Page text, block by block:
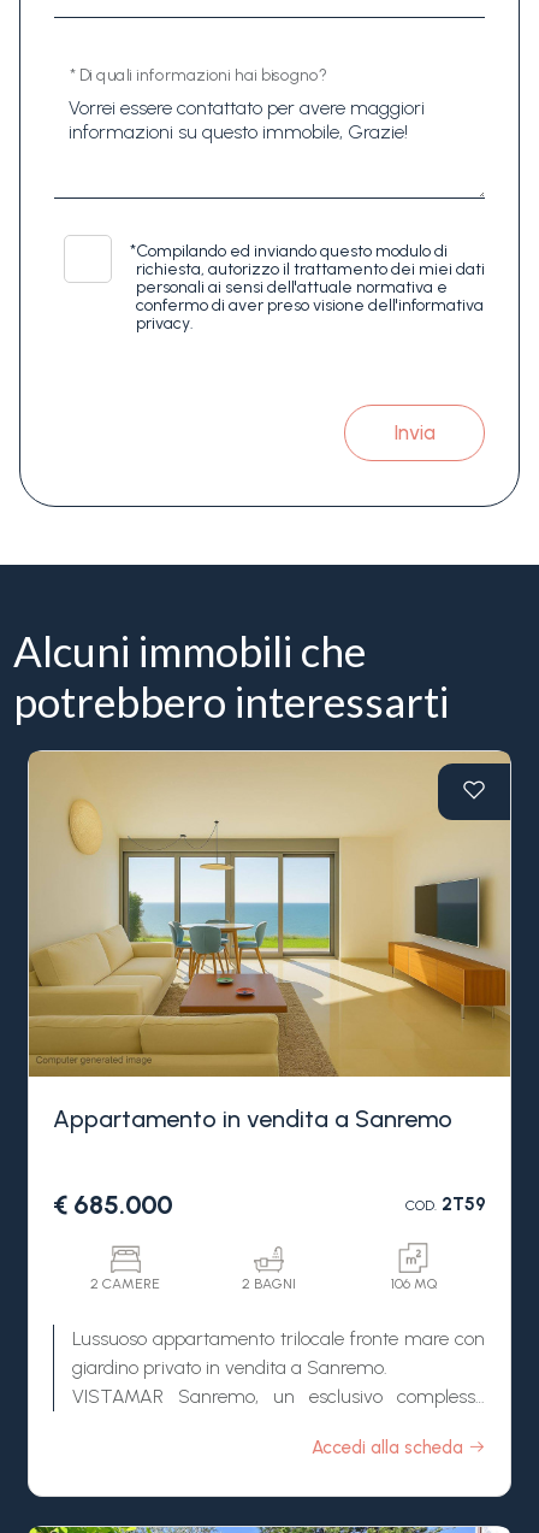
* Di quali informazioni hai bisogno?
*Compilando ed inviando questo modulo di
richiesta, autorizzo il trattamento dei miei dati
personali ai sensi dell'attuale normativa e
confermo di aver preso visione dell'informativa
privacy.
Invia
Alcuni immobili che
potrebbero interessarti
Appartamento in vendita a Sanremo
€ 685.000 COD.2T59
2 CAMERE 2 BAGNI 106 MQ
Lussuoso appartamento trilocale fronte mare con
giardino privato in vendita a Sanremo.
VISTAMAR Sanremo, un esclusivo complesso
rinomata zona de La Brezza, sul fronte mare
Accedi alla scheda